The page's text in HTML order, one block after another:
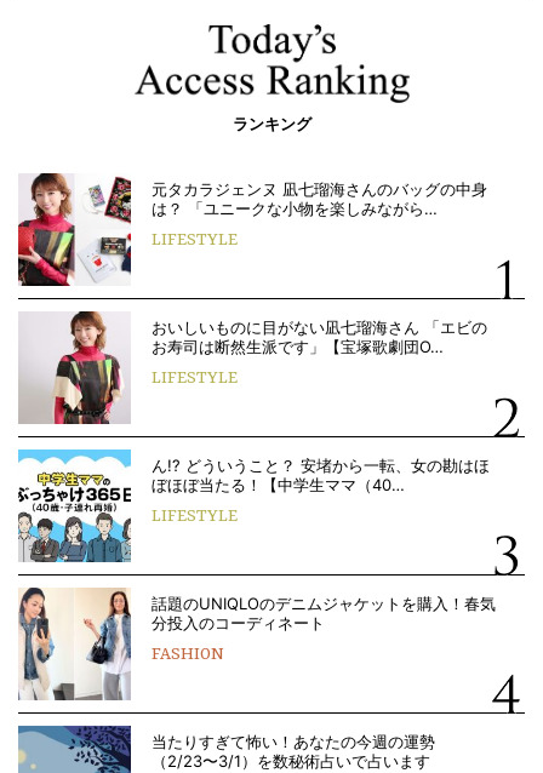
ランキング
元タカラジェンヌ 凪七瑠海さんのバッグの中身
は？ 「ユニークな小物を楽しみながら…
LIFESTYLE
おいしいものに目がない凪七瑠海さん 「エビの
お寿司は断然生派です」【宝塚歌劇団O…
LIFESTYLE
ん!? どういうこと？ 安堵から一転、女の勘はほ
ぼほぼ当たる！【中学生ママ（40…
LIFESTYLE
話題のUNIQLOのデニムジャケットを購入！春気
分投入のコーディネート
FASHION
当たりすぎて怖い！あなたの今週の運勢
（2/23〜3/1）を数秘術占いで占います